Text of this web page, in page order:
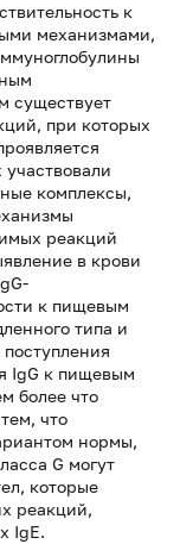
к
механизмами,
существует
при которых
комплексы,
реакций
в крови
к пищевым
типа и
поступления
IgG к пищевым
более что
что
нормы,
G могут
которые
реакций,
IgE.